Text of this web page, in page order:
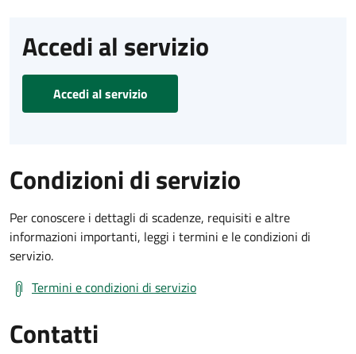
Accedi al servizio
Accedi al servizio
Condizioni di servizio
Per conoscere i dettagli di scadenze, requisiti e altre
informazioni importanti, leggi i termini e le condizioni di
servizio.
Termini e condizioni di servizio
Contatti